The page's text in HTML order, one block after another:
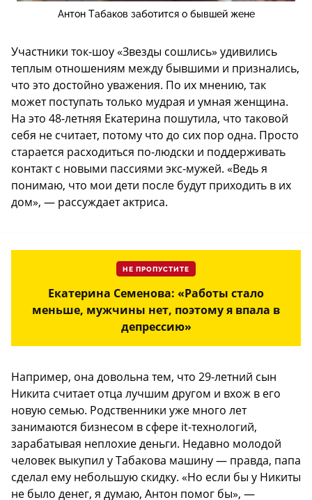
Антон Табаков заботится о бывшей жене
Участники ток-шоу «Звезды сошлись» удивились
теплым отношениям между бывшими и признались,
что это достойно уважения. По их мнению, так
может поступать только мудрая и умная женщина.
На это 48-летняя Екатерина пошутила, что таковой
себя не считает, потому что до сих пор одна. Просто
старается расходиться по-людски и поддерживать
контакт с новыми пассиями экс-мужей. «Ведь я
понимаю, что мои дети после будут приходить в их
дом», — рассуждает актриса.
НЕ ПРОПУСТИТЕ
Екатерина Семенова: «Работы стало
меньше, мужчины нет, поэтому я впала в
депрессию»
Например, она довольна тем, что 29-летний сын
Никита считает отца лучшим другом и вхож в его
новую семью. Родственники уже много лет
занимаются бизнесом в сфере it-технологий,
зарабатывая неплохие деньги. Недавно молодой
человек выкупил у Табакова машину — правда, папа
сделал ему небольшую скидку. «Но если бы у Никиты
не было денег, я думаю, Антон помог бы», —